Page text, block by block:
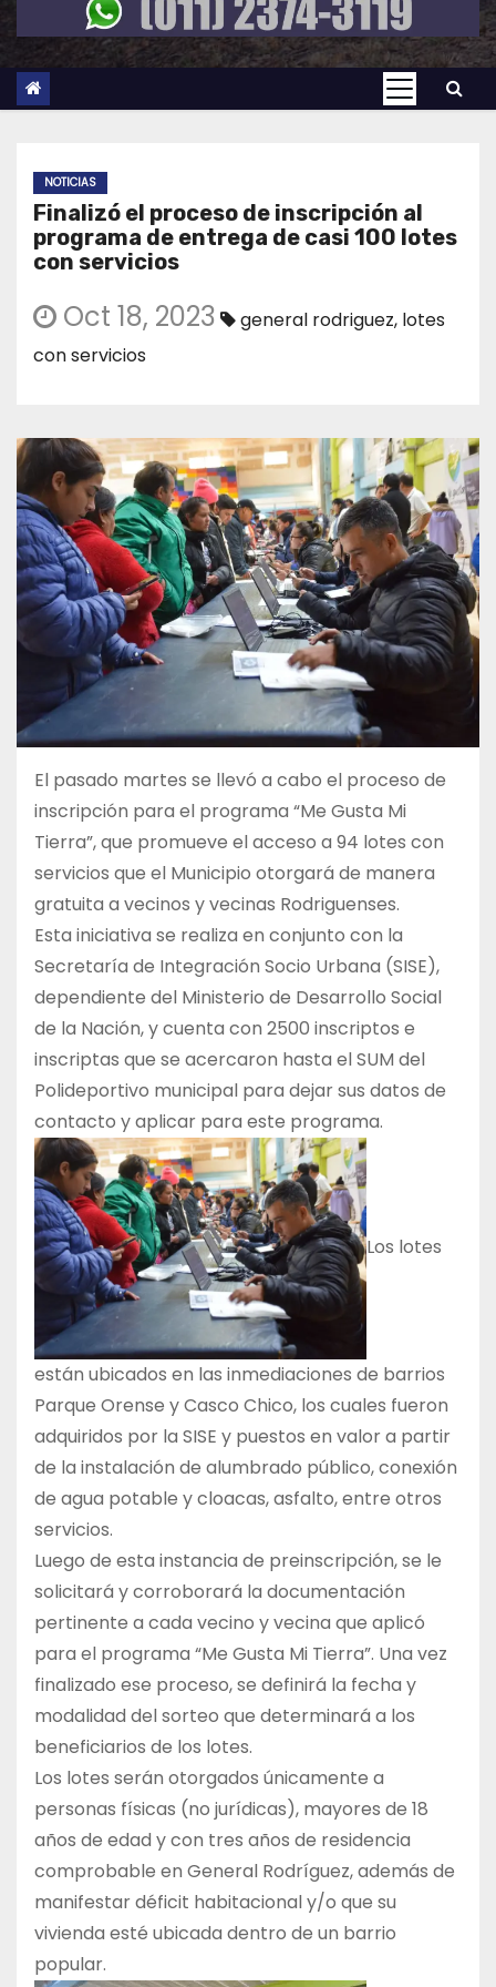
NOTICIAS
Finalizó el proceso de inscripción al
programa de entrega de casi 100 lotes
con servicios
Oct 18, 2023 general rodriguez, lotes
con servicios
El pasado martes se llevó a cabo el proceso de
inscripción para el programa “Me Gusta Mi
Tierra”, que promueve el acceso a 94 lotes con
servicios que el Municipio otorgará de manera
gratuita a vecinos y vecinas Rodriguenses.
Esta iniciativa se realiza en conjunto con la
Secretaría de Integración Socio Urbana (SISE),
dependiente del Ministerio de Desarrollo Social
de la Nación, y cuenta con 2500 inscriptos e
inscriptas que se acercaron hasta el SUM del
Polideportivo municipal para dejar sus datos de
contacto y aplicar para este programa.
Los lotes
están ubicados en las inmediaciones de barrios
Parque Orense y Casco Chico, los cuales fueron
adquiridos por la SISE y puestos en valor a partir
de la instalación de alumbrado público, conexión
de agua potable y cloacas, asfalto, entre otros
servicios.
Luego de esta instancia de preinscripción, se le
solicitará y corroborará la documentación
pertinente a cada vecino y vecina que aplicó
para el programa “Me Gusta Mi Tierra”. Una vez
finalizado ese proceso, se definirá la fecha y
modalidad del sorteo que determinará a los
beneficiarios de los lotes.
Los lotes serán otorgados únicamente a
personas físicas (no jurídicas), mayores de 18
años de edad y con tres años de residencia
comprobable en General Rodríguez, además de
manifestar déficit habitacional y/o que su
vivienda esté ubicada dentro de un barrio
popular.